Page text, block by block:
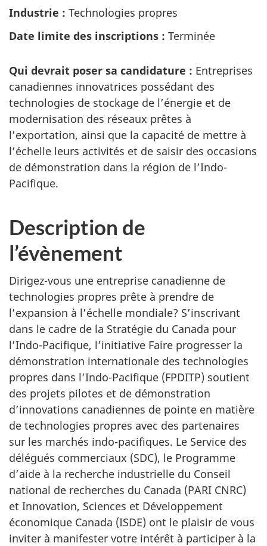
Industrie : Technologies propres
Date limite des inscriptions : Terminée
Qui devrait poser sa candidature : Entreprises
canadiennes innovatrices possédant des
technologies de stockage de l’énergie et de
modernisation des réseaux prêtes à
l’exportation, ainsi que la capacité de mettre à
l’échelle leurs activités et de saisir des occasions
de démonstration dans la région de l’Indo-
Pacifique.
Description de
l’évènement
Dirigez-vous une entreprise canadienne de
technologies propres prête à prendre de
l’expansion à l’échelle mondiale? S’inscrivant
dans le cadre de la Stratégie du Canada pour
l’Indo-Pacifique, l’initiative Faire progresser la
démonstration internationale des technologies
propres dans l’Indo-Pacifique (FPDITP) soutient
des projets pilotes et de démonstration
d’innovations canadiennes de pointe en matière
de technologies propres avec des partenaires
sur les marchés indo-pacifiques. Le Service des
délégués commerciaux (SDC), le Programme
d’aide à la recherche industrielle du Conseil
national de recherches du Canada (PARI CNRC)
et Innovation, Sciences et Développement
économique Canada (ISDE) ont le plaisir de vous
inviter à manifester votre intérêt à participer à la